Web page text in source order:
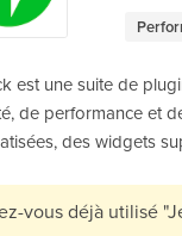
est une suite de
de performance et
des widgets
vous déjà utilisé